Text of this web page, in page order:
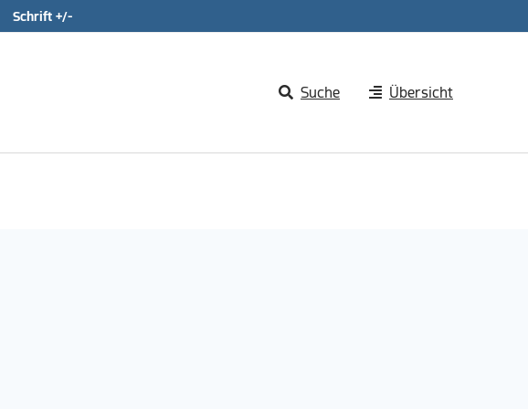
Schrift +/-
Suche Übersicht